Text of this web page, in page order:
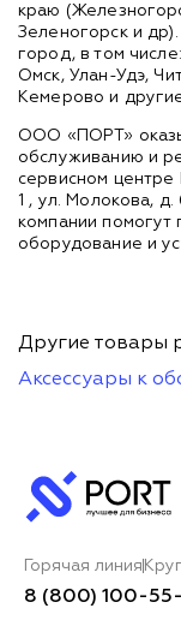
краю
Зеленогорск и
город, в том
Омск, Улан-Удэ,
Кемерово и
ООО «ПОРТ»
обслуживанию и
сервисном
1 , ул. Молокова,
компании
оборудование и
Другие товары
Аксессуары к
Горячая линия
8 (800) 100-